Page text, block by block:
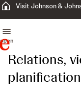
Visit Johnson &
open
Relations,